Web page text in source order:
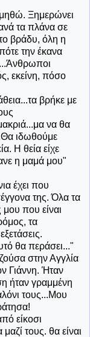
Ξημερώνει
τα πλάνα σε
βράδυ, όλη η
την έκανα
εκείνη, πόσο
βρήκε με
να θα
ιδωθούμε
Η θεία είχε
η μαμά μου"
έχει που
της. Όλα τα
μου που είναι
τα
θα περάσει..."
στην Αγγλία
Γιάννη. Ήταν
ήταν γραμμένη
τους...Μου
είκοσι
τους. θα είναι